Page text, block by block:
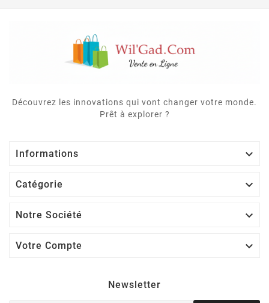
Découvrez les innovations qui vont changer votre monde.
Prêt à explorer ?
Informations 
Catégorie 
Notre Société 
Votre Compte 
Newsletter